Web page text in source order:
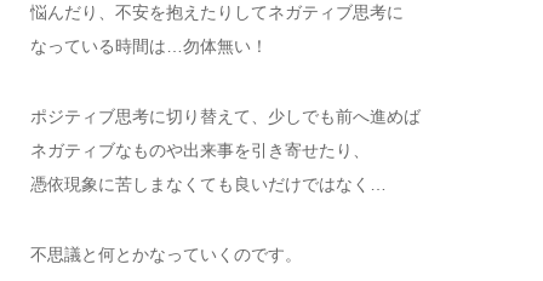
悩んだり、不安を抱えたりしてネガティブ思考に
なっている時間は…勿体無い！
ポジティブ思考に切り替えて、少しでも前へ進めば
ネガティブなものや出来事を引き寄せたり、
憑依現象に苦しまなくても良いだけではなく…
不思議と何とかなっていくのです。